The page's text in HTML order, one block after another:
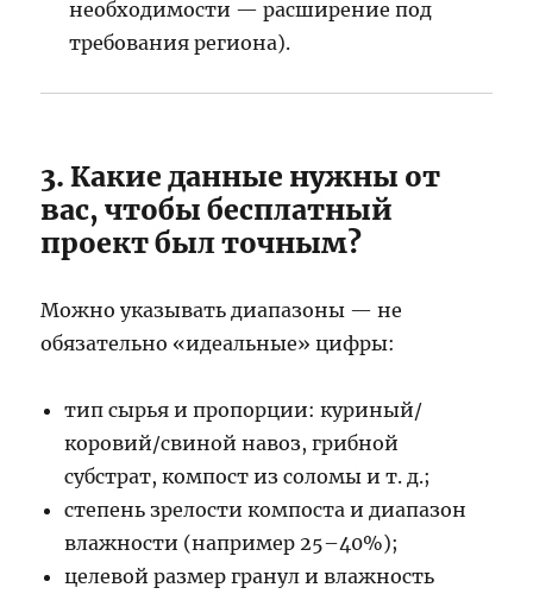
необходимости — расширение под
требования региона).
3. Какие данные нужны от
вас, чтобы бесплатный
проект был точным?
Можно указывать диапазоны — не
обязательно «идеальные» цифры:
тип сырья и пропорции: куриный/
коровий/свиной навоз, грибной
субстрат, компост из соломы и т. д.;
степень зрелости компоста и диапазон
влажности (например 25–40%);
целевой размер гранул и влажность